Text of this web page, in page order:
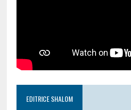
EDITRICE SHALOM